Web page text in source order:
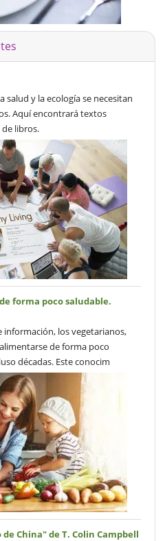
salud y la ecología se necesitan
Aquí encontrará textos
de libros.
forma poco saludable.
información, los vegetarianos,
de forma poco
décadas. Este conocim
China" de T. Colin Campbell